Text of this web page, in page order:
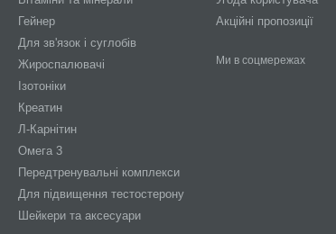
Гейнер
Для зв'язок і суглобів
Жироспалювачі
Ізотоніки
Креатин
Л-Карнітин
Омега 3
Передтренувальні комплекси
Для підвищення тестостерону
Шейкери та аксесуари
Акційні пропозиції
Ми в соцмережах